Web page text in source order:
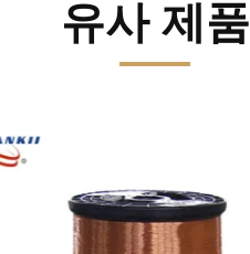
유사 제품